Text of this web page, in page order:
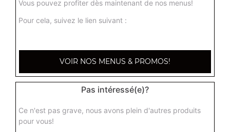
1.80 €
Vous pouvez profiter dès maintenant de nos menus!
Pour cela, suivez le lien suivant :
VOIR NOS MENUS & PROMOS!
Pas intéressé(e)?
Ce n'est pas grave, nous avons plein d'autres produits
pour vous!